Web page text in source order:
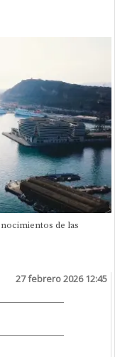
de las
27 febrero 2026 12:45